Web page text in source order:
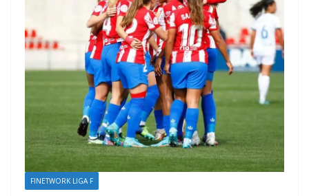
FINETWORK LIGA F